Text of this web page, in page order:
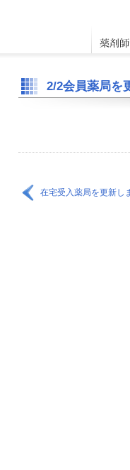
2/2会員薬局を
在宅受入薬局を更新し